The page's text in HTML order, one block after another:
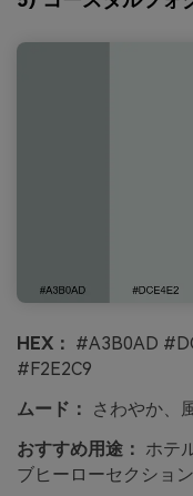
HEX： #A3B0AD
#F2E2C9
ムード：
さわやか、
おすすめ用途： ホテ
ブヒーローセクション